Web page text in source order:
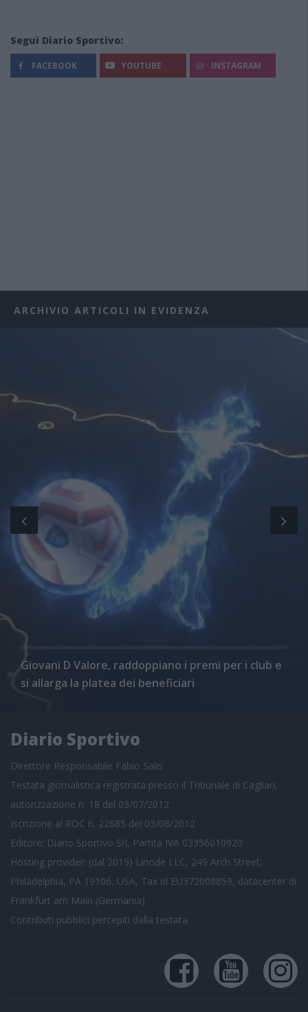
Segui Diario Sportivo:
FACEBOOK YOUTUBE INSTAGRAM
ARCHIVIO ARTICOLI IN EVIDENZA
Giovani D Valore, raddoppiano i premi per i club e
si allarga la platea dei beneficiari
Diario Sportivo
Direttore Responsabile Fabio Salis
Testata giornalistica registrata presso il Tribunale di Cagliari,
autorizzazione n. 18 del 03/07/2012
Iscrizione al ROC n. 22685 del 03/08/2012
Editore: Diario Sportivo Srl, Partita IVA 03356010920
Hosting provider: (dal 2015) Linode LLC, 249 Arch Street,
Philadelphia, PA 19106, USA, Tax id EU372008859, datacenter di
Frankfurt am Main (Germania)
Contributi pubblici percepiti dalla testata